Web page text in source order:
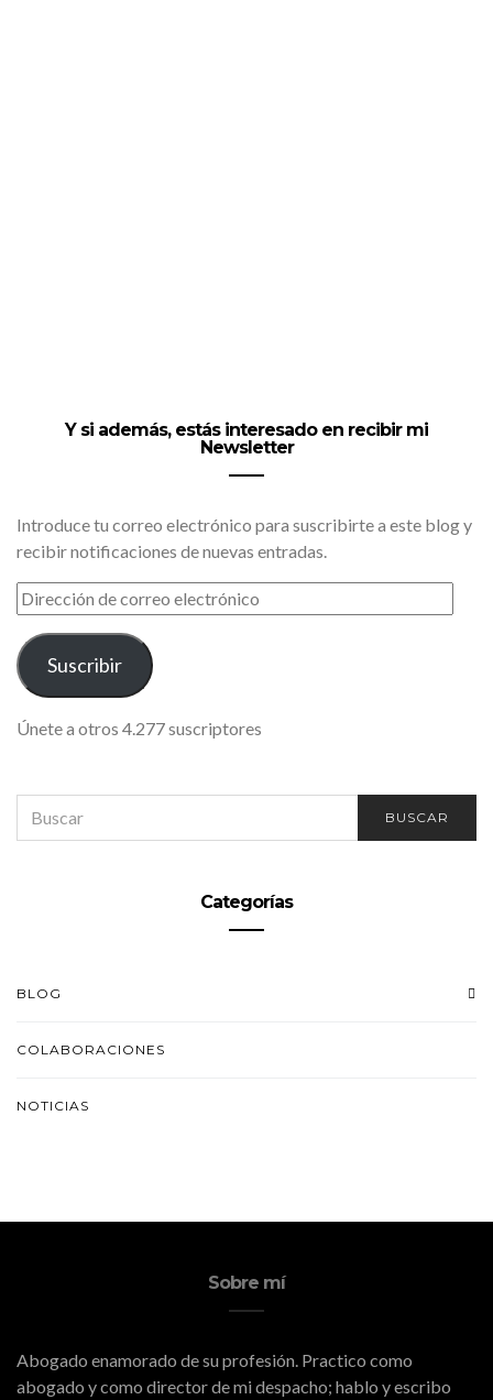
Y si además, estás interesado en recibir mi
Newsletter
Introduce tu correo electrónico para suscribirte a este blog y
recibir notificaciones de nuevas entradas.
DIRECCIÓN
DE
CORREO
ELECTRÓNICO
Suscribir
Únete a otros 4.277 suscriptores
FOR:
BUSCAR
Categorías
BLOG
COLABORACIONES
NOTICIAS
Sobre mí
Abogado enamorado de su profesión. Practico como
abogado y como director de mi despacho; hablo y escribo